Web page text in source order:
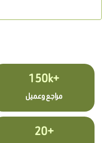
+150k
مراجع وعميل
+20